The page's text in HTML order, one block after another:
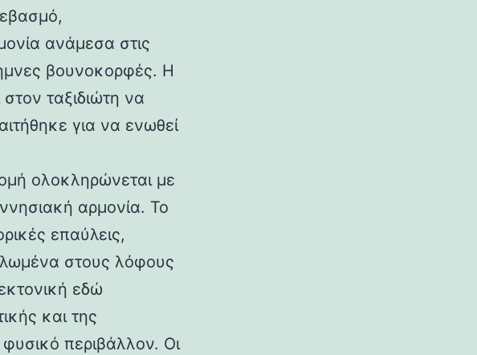
ανάμεσα στις
βουνοκορφές. Η
ταξιδιώτη να
για να ενωθεί
ολοκληρώνεται με
αρμονία. Το
επαύλεις,
στους λόφους
εδώ
και της
περιβάλλον. Οι